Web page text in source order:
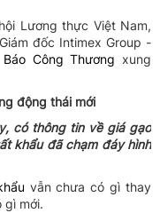
Lương thực Việt Nam,
đốc Intimex Group -
Báo Công Thương xung
động thái mới
có thông tin về giá gạo
khẩu đã chạm đáy hình
vẫn chưa có gì thay
gì mới.